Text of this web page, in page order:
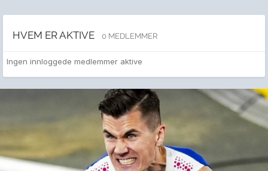
HVEM ER AKTIVE 0 MEDLEMMER
Ingen innloggede medlemmer aktive